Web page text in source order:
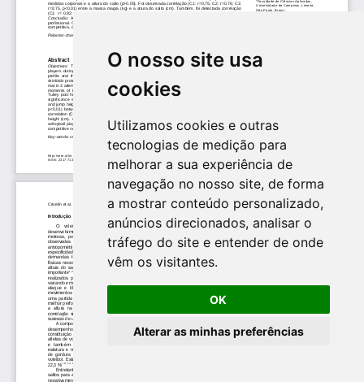
O nosso site usa
cookies
Utilizamos cookies e outras
tecnologias de medição para
melhorar a sua experiência de
navegação no nosso site, de forma
a mostrar conteúdo personalizado,
anúncios direcionados, analisar o
tráfego do site e entender de onde
vêm os visitantes.
OK
Alterar as minhas preferências